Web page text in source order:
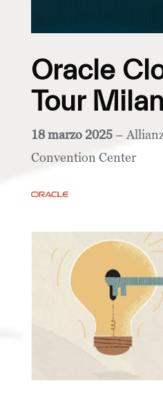
Oracle
Tour
18 marzo 2025–
Convention Center